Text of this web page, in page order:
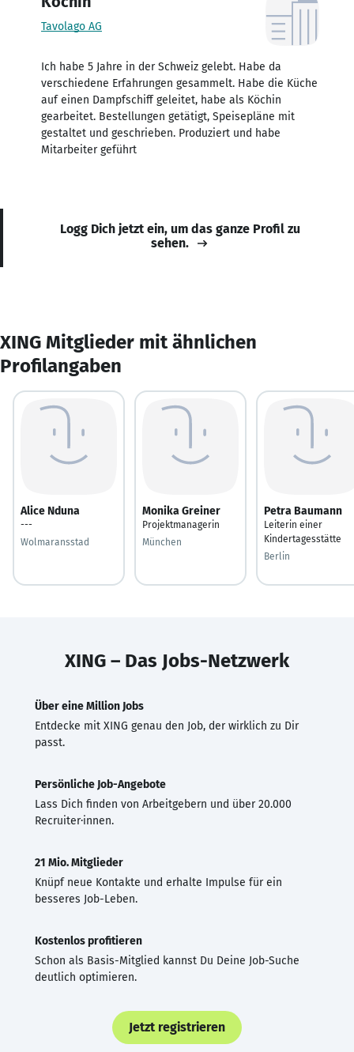
Tavolago AG
Ich habe 5 Jahre in der Schweiz gelebt. Habe da
verschiedene Erfahrungen gesammelt. Habe die Küche
auf einen Dampfschiff geleitet, habe als Köchin
gearbeitet. Bestellungen getätigt, Speisepläne mit
gestaltet und geschrieben. Produziert und habe
Mitarbeiter geführt
Logg Dich jetzt ein, um das ganze Profil zu
sehen.
XING Mitglieder mit ähnlichen
Profilangaben
Alice Nduna
---
Wolmaransstad
Monika Greiner
Projektmanagerin
München
Petra Baumann
Leiterin einer
Kindertagesstätte
Berlin
XING – Das Jobs-Netzwerk
Über eine Million Jobs
Entdecke mit XING genau den Job, der wirklich zu Dir
passt.
Persönliche Job-Angebote
Lass Dich finden von Arbeitgebern und über 20.000
Recruiter·innen.
21 Mio. Mitglieder
Knüpf neue Kontakte und erhalte Impulse für ein
besseres Job-Leben.
Kostenlos profitieren
Schon als Basis-Mitglied kannst Du Deine Job-Suche
deutlich optimieren.
Jetzt registrieren